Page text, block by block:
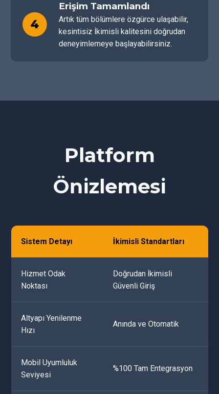
4
Erişim Tamamlandı
Artık tüm bölümlere özgürce ulaşabilir,
kesintisiz İkimisli kalitesini doğrudan
deneyimlemeye başlayabilirsiniz.
Platform
Önizlemesi
Sistem Detayı İkimisli Standartları
Hizmet Odak
Noktası
Doğrudan İkimisli
Güvenli Giriş
Altyapı Yenilenme
Hızı
Anında ve Otomatik
Mobil Uyumluluk
Seviyesi
%100 Tam Entegrasyon